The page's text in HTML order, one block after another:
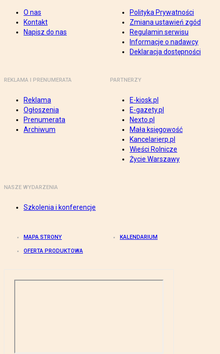
O nas
Kontakt
Napisz do nas
Polityka Prywatności
Zmiana ustawień zgód
Regulamin serwisu
Informacje o nadawcy
Deklaracja dostępności
REKLAMA I PRENUMERATA
Reklama
Ogłoszenia
Prenumerata
Archiwum
PARTNERZY
E-kiosk.pl
E-gazety.pl
Nexto.pl
Mała księgowość
Kancelarierp.pl
Wieści Rolnicze
Życie Warszawy
NASZE WYDARZENIA
Szkolenia i konferencje
MAPA STRONY KALENDARIUM
OFERTA PRODUKTOWA